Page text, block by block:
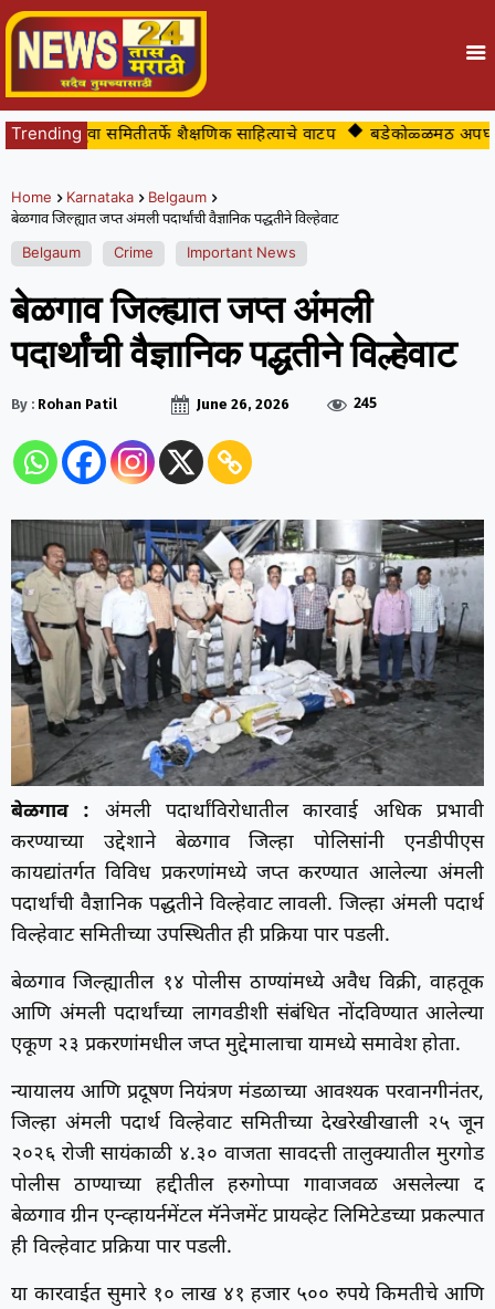
Trending
युवा समितीतर्फे शैक्षणिक साहित्याचे वाटप बडेकोळ्ळमठ
Home Karnataka
Belgaum
बेळगाव जिल्ह्यात जप्त अंमली पदार्थांची वैज्ञानिक पद्धतीने विल्हेवाट
Belgaum
Crime Important News
बेळगाव जिल्ह्यात जप्त अंमली
पदार्थांची वैज्ञानिक पद्धतीने विल्हेवाट
By : Rohan Patil June 26, 2026 245
बेळगाव : अंमली पदार्थांविरोधातील कारवाई अधिक प्रभावी
करण्याच्या उद्देशाने बेळगाव जिल्हा पोलिसांनी एनडीपीएस
कायद्यांतर्गत विविध प्रकरणांमध्ये जप्त करण्यात आलेल्या अंमली
पदार्थांची वैज्ञानिक पद्धतीने विल्हेवाट लावली. जिल्हा अंमली पदार्थ
विल्हेवाट समितीच्या उपस्थितीत ही प्रक्रिया पार पडली.
बेळगाव जिल्ह्यातील १४ पोलीस ठाण्यांमध्ये अवैध विक्री, वाहतूक
आणि अंमली पदार्थांच्या लागवडीशी संबंधित नोंदविण्यात आलेल्या
एकूण २३ प्रकरणांमधील जप्त मुद्देमालाचा यामध्ये समावेश होता.
न्यायालय आणि प्रदूषण नियंत्रण मंडळाच्या आवश्यक परवानगीनंतर,
जिल्हा अंमली पदार्थ विल्हेवाट समितीच्या देखरेखीखाली २५ जून
२०२६ रोजी सायंकाळी ४.३० वाजता सावदत्ती तालुक्यातील मुरगोड
पोलीस ठाण्याच्या हद्दीतील हरुगोप्पा गावाजवळ असलेल्या द
बेळगाव ग्रीन एन्व्हायर्नमेंटल मॅनेजमेंट प्रायव्हेट लिमिटेडच्या प्रकल्पात
ही विल्हेवाट प्रक्रिया पार पडली.
या कारवाईत सुमारे १० लाख ४१ हजार ५०० रुपये किमतीचे आणि